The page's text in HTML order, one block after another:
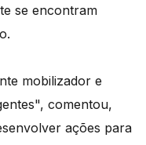
se encontram
mobilizador e
comentou,
ações para